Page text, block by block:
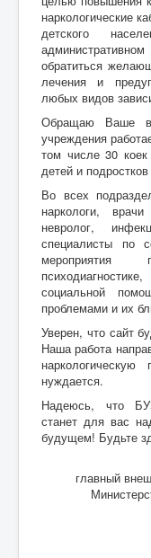
наркологические
детского
обратиться
лечения и
любых видов
Обращаю Ваше
учреждения
том числе 30
детей и
Во всех
наркологи,
невролог,
специалисты по
мероприятия
социальной
проблемами и их
Уверен, что сайт
Наша работа
нуждается.
Надеюсь, что
станет для вас
будущем! Будьте
главный